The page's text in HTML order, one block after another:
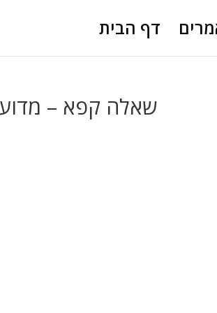
דף הבית
שאלה קפא – מדוע